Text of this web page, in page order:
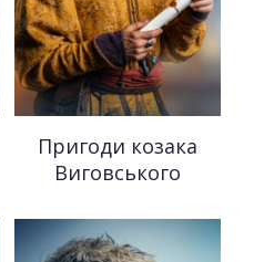
Пригоди козака
Виговського